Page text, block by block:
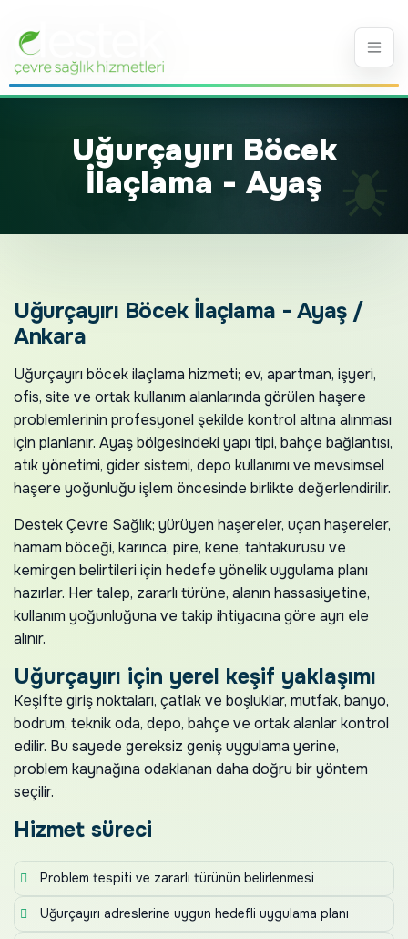
Uğurçayırı Böcek
İlaçlama - Ayaş
Uğurçayırı Böcek İlaçlama - Ayaş /
Ankara
Uğurçayırı böcek ilaçlama hizmeti; ev, apartman, işyeri,
ofis, site ve ortak kullanım alanlarında görülen haşere
problemlerinin profesyonel şekilde kontrol altına alınması
için planlanır. Ayaş bölgesindeki yapı tipi, bahçe bağlantısı,
atık yönetimi, gider sistemi, depo kullanımı ve mevsimsel
haşere yoğunluğu işlem öncesinde birlikte değerlendirilir.
Destek Çevre Sağlık; yürüyen haşereler, uçan haşereler,
hamam böceği, karınca, pire, kene, tahtakurusu ve
kemirgen belirtileri için hedefe yönelik uygulama planı
hazırlar. Her talep, zararlı türüne, alanın hassasiyetine,
kullanım yoğunluğuna ve takip ihtiyacına göre ayrı ele
alınır.
Uğurçayırı için yerel keşif yaklaşımı
Keşifte giriş noktaları, çatlak ve boşluklar, mutfak, banyo,
bodrum, teknik oda, depo, bahçe ve ortak alanlar kontrol
edilir. Bu sayede gereksiz geniş uygulama yerine,
problem kaynağına odaklanan daha doğru bir yöntem
seçilir.
Hizmet süreci
Problem tespiti ve zararlı türünün belirlenmesi
Uğurçayırı adreslerine uygun hedefli uygulama planı